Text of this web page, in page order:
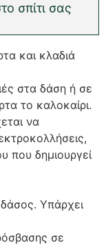
σπίτι σας
και κλαδιά
στα δάση ή σε
το καλοκαίρι.
να
που δημιουργεί
Υπάρχει
σε